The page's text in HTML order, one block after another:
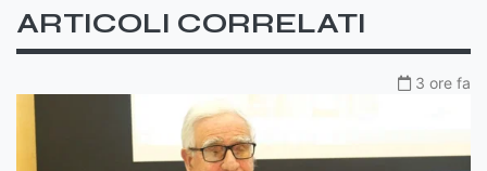
ARTICOLI CORRELATI
3 ore fa